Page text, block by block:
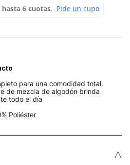
para una comodidad total.
de mezcla de algodón brinda
todo el día
Poliéster
˄